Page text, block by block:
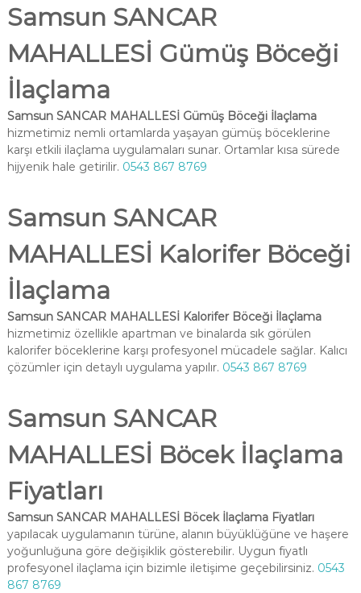
Samsun SANCAR
MAHALLESİ Gümüş Böceği
İlaçlama
Samsun SANCAR MAHALLESİ Gümüş Böceği İlaçlama
hizmetimiz nemli ortamlarda yaşayan gümüş böceklerine
karşı etkili ilaçlama uygulamaları sunar. Ortamlar kısa sürede
hijyenik hale getirilir. 0543 867 8769
Samsun SANCAR
MAHALLESİ Kalorifer Böceği
İlaçlama
Samsun SANCAR MAHALLESİ Kalorifer Böceği İlaçlama
hizmetimiz özellikle apartman ve binalarda sık görülen
kalorifer böceklerine karşı profesyonel mücadele sağlar. Kalıcı
çözümler için detaylı uygulama yapılır. 0543 867 8769
Samsun SANCAR
MAHALLESİ Böcek İlaçlama
Fiyatları
Samsun SANCAR MAHALLESİ Böcek İlaçlama Fiyatları
yapılacak uygulamanın türüne, alanın büyüklüğüne ve haşere
yoğunluğuna göre değişiklik gösterebilir. Uygun fiyatlı
profesyonel ilaçlama için bizimle iletişime geçebilirsiniz. 0543
867 8769